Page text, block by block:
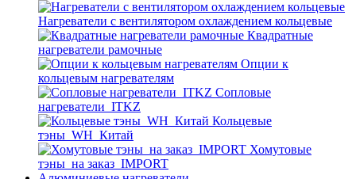
Нагреватели с вентилятором охлаждением кольцевые
Квадратные
нагреватели рамочные
Опции к
кольцевым нагревателям
Cопловые
нагреватели_ITKZ
Кольцевые
тэны_WH_Китай
Хомутовые
тэны_на заказ_IMPORT